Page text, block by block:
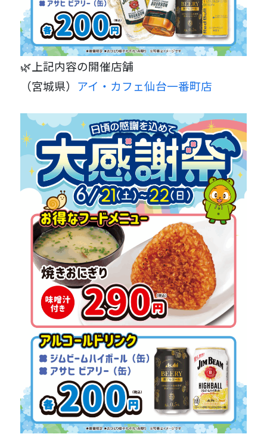
🌿上記内容の開催店舗
（宮城県） アイ・カフェ仙台一番町店